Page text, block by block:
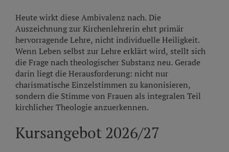
Heute wirkt diese Ambivalenz nach. Die
Auszeichnung zur Kirchenlehrerin ehrt primär
hervorragende Lehre, nicht individuelle Heiligkeit.
Wenn Leben selbst zur Lehre erklärt wird, stellt sich
die Frage nach theologischer Substanz neu. Gerade
darin liegt die Herausforderung: nicht nur
charismatische Einzelstimmen zu kanonisieren,
sondern die Stimme von Frauen als integralen Teil
kirchlicher Theologie anzuerkennen.
Kursangebot 2026/27